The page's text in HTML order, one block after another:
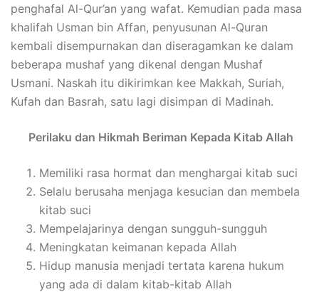
penghafal Al-Qur’an yang wafat. Kemudian pada masa
khalifah Usman bin Affan, penyusunan Al-Quran
kembali disempurnakan dan diseragamkan ke dalam
beberapa mushaf yang dikenal dengan Mushaf
Usmani. Naskah itu dikirimkan kee Makkah, Suriah,
Kufah dan Basrah, satu lagi disimpan di Madinah.
Perilaku dan Hikmah Beriman Kepada Kitab Allah
Memiliki rasa hormat dan menghargai kitab suci
Selalu berusaha menjaga kesucian dan membela
kitab suci
Mempelajarinya dengan sungguh-sungguh
Meningkatan keimanan kepada Allah
Hidup manusia menjadi tertata karena hukum
yang ada di dalam kitab-kitab Allah